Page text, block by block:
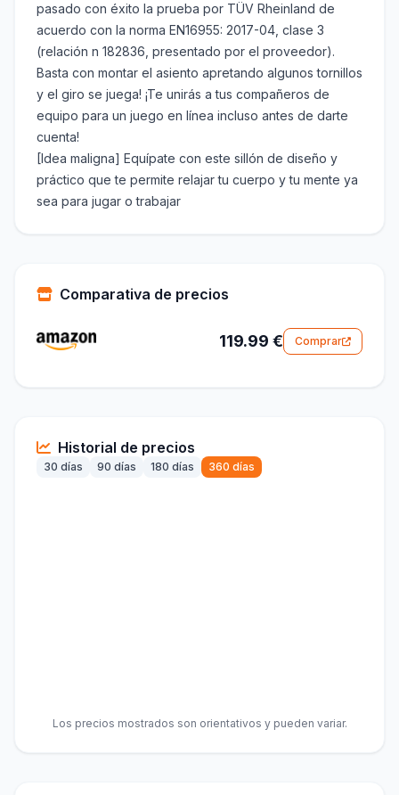
pasado con éxito la prueba por TÜV Rheinland de
acuerdo con la norma EN16955: 2017-04, clase 3
(relación n 182836, presentado por el proveedor).
Basta con montar el asiento apretando algunos tornillos
y el giro se juega! ¡Te unirás a tus compañeros de
equipo para un juego en línea incluso antes de darte
cuenta!
[Idea maligna] Equípate con este sillón de diseño y
práctico que te permite relajar tu cuerpo y tu mente ya
sea para jugar o trabajar
Comparativa de precios
119.99 € Comprar
Historial de precios
30 días 90 días 180 días 360 días
Los precios mostrados son orientativos y pueden variar.